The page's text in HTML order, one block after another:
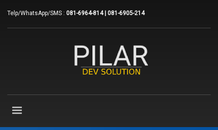
Telp/WhatsApp/SMS : 081-6964-814 | 081-6905-214